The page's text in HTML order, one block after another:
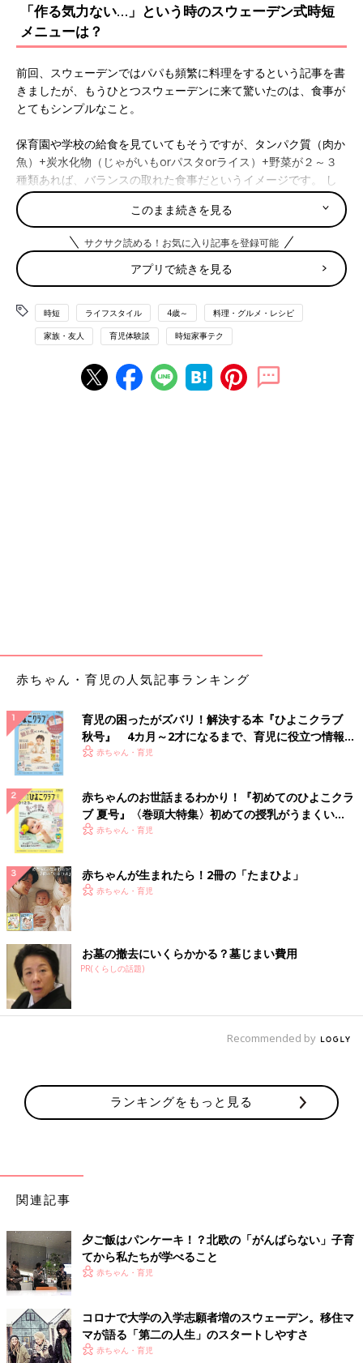
「作る気力ない…」という時のスウェーデン式時短
メニューは？
前回、スウェーデンではパパも頻繁に料理をするという記事を書
きましたが、もうひとつスウェーデンに来て驚いたのは、食事が
とてもシンプルなこと。
保育園や学校の給食を見ていてもそうですが、タンパク質（肉か
魚）+炭水化物（じゃがいもorパスタorライス）+野菜が２～３
種類あれば、バランスの取れた食事だというイメージです。 し
かも野菜は、きゅうりやにんじん、赤いパプリカ、トマトやコー
ンなど、子どもの好きな野菜を切っただけ。ちなみに保育園でも
毎日必ず切っただけの野菜が給食に出ていて、マヨネーズやドレ
ッシングもかけません。うちの子もすっかりそれに順応してしま
い、家で頑張って手の込んだ味つけのサラダを作ってもむしろ食
べてくれなくなりました。そういうわけで、わが家も冷蔵庫にあ
る野菜を洗って切っただけですませるように。あとは肉か魚をフ
ライパンやオーブンで焼いて、じゃがいもを茹でるかご飯を炊
く。基本的にはそんな感じです。
他にスウェーデンの子育て世帯でよく食べられているメニューの
代表格は、子どもたちが大好きなスパゲッティーミートソース。
の野菜がいくらでもありますが、昔はジャムが貴重なビタミン源
でした。このパンケーキは給食にも出るし、レストランの子ども
出せば、子どもも文句は言わないし、親も手抜きできちゃうとい
うわけです。
ここでもやっぱりパンケーキ！
た。
山の中の別荘に滞在中、二人が食べているのもやっぱりパンケー
キで、大好物なんだそうです。
てみた
が、その頃は毎日一生懸命料理をしていました。短時間勤務で四
時半に職場を出ても、保育園にお迎えに行って家に戻るともう六
時。そこから、お腹を空かせた子どもが泣いているのをあやしな
がら、必死で何品も用意して……。
なぜそこまでしたんだろう、と考えると、昔学校で習った“一日
三十品目”と言う標語がずっと頭のどこかにあったからのような
このまま続きを見る
サクサク読める！お気に入り記事を登録可能
アプリで続きを見る
時短 ライフスタイル 4歳～ 料理・グルメ・レシピ
家族・友人 育児体験談 時短家事テク
赤ちゃん・育児の人気記事ランキング
育児の困ったがズバリ！解決する本『ひよこクラブ
秋号』 4カ月～2才になるまで、育児に役立つ情報が
いっぱい！
赤ちゃん・育児
赤ちゃんのお世話まるわかり！『初めてのひよこクラ
ブ 夏号』〈巻頭大特集〉初めての授乳がうまくい
く！ おっぱい・ミルクの基本と夏のトラブル 解決テ
赤ちゃん・育児
赤ちゃんが生まれたら！2冊の「たまひよ」
赤ちゃん・育児
お墓の撤去にいくらかかる？墓じまい費用
PR(くらしの話題)
Recommended by
ランキングをもっと見る
関連記事
夕ご飯はパンケーキ！？北欧の「がんばらない」子育
てから私たちが学べること
赤ちゃん・育児
コロナで大学の入学志願者増のスウェーデン。移住マ
マが語る「第二の人生」のスタートしやすさ
赤ちゃん・育児